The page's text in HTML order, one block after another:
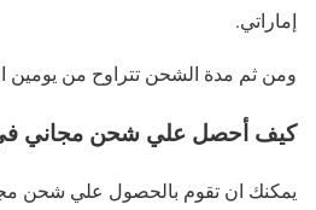
إماراتي.
ومن ثم مدة الشحن تتراوح من يومين الي 3 ايام
كيف أحصل علي شحن مجاني في